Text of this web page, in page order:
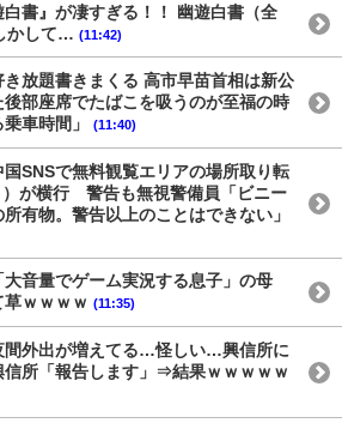
白書』が凄すぎる！！ 幽遊白書（全
かして… (11:42)
き放題書きまくる 高市早苗首相は新公
部座席でたばこを吸うのが至福の時
車時間」
(11:40)
SNSで無料観覧エリアの場所取り転
が横行 警告も無視警備員「ビニー
有物。警告以上のことはできない」
大音量でゲーム実況する息子」の母
ｗｗｗｗ (11:35)
間外出が増えてる…怪しい…興信所に
信所「報告します」⇒結果ｗｗｗｗｗ